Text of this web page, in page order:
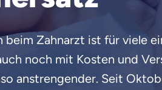
beim Zahnarzt ist für viele
noch mit Kosten und
anstrengender. Seit